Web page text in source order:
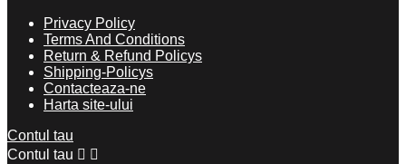
Privacy Policy
Terms And Conditions
Return & Refund Policys
Shipping-Policys
Contacteaza-ne
Harta site-ului
Contul tau
Contul tau  